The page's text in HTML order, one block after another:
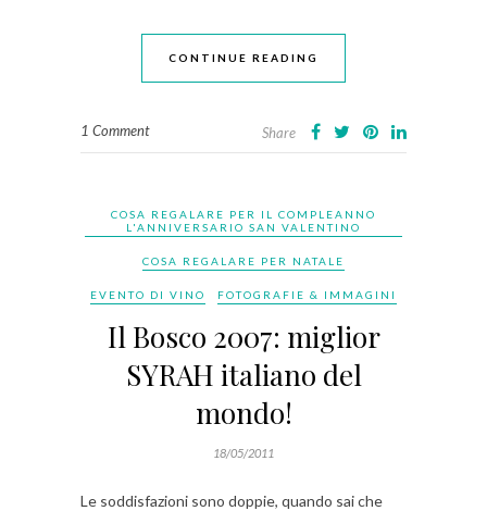
CONTINUE READING
1 Comment Share
COSA REGALARE PER IL COMPLEANNO
L'ANNIVERSARIO SAN VALENTINO
COSA REGALARE PER NATALE
EVENTO DI VINO FOTOGRAFIE & IMMAGINI
Il Bosco 2007: miglior
SYRAH italiano del
mondo!
18/05/2011
Le soddisfazioni sono doppie, quando sai che